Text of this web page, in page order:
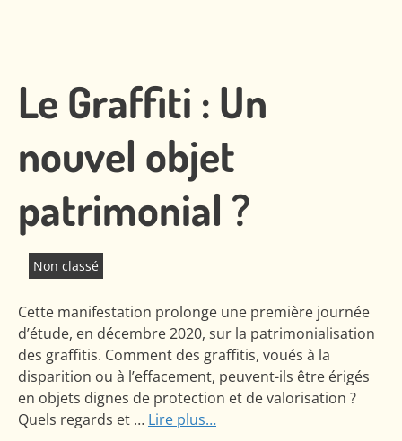
Le Graffiti : Un
nouvel objet
patrimonial ?
Non classé
Cette manifestation prolonge une première journée
d’étude, en décembre 2020, sur la patrimonialisation
des graffitis. Comment des graffitis, voués à la
disparition ou à l’effacement, peuvent-ils être érigés
en objets dignes de protection et de valorisation ?
Quels regards et … Lire plus…